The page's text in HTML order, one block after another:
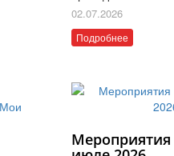
02.07.2026
Подробнее
Мероприятия